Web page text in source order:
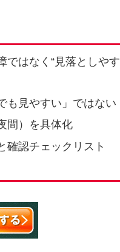
ではなく“見落としやす
も見やすい」ではない
間）を具体化
確認チェックリスト